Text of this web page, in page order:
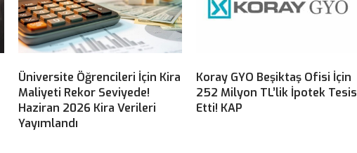
Üniversite Öğrencileri İçin Kira
Maliyeti Rekor Seviyede!
Haziran 2026 Kira Verileri
Yayımlandı
Koray GYO Beşiktaş Ofisi İçin
252 Milyon TL’lik İpotek Tesis
Etti! KAP